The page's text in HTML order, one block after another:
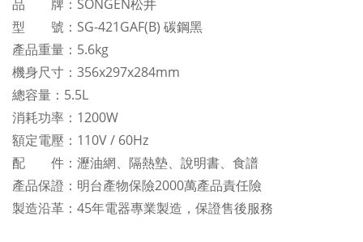
品 牌：SONGEN松井
型 號：SG-421GAF(B) 碳鋼黑
產品重量：5.6kg
機身尺寸：356x297x284mm
總容量：5.5L
消耗功率：1200W
額定電壓：110V / 60Hz
配 件：瀝油網、隔熱墊、說明書、食譜
產品保證：明台產物保險2000萬產品責任險
製造沿革：45年電器專業製造，保證售後服務